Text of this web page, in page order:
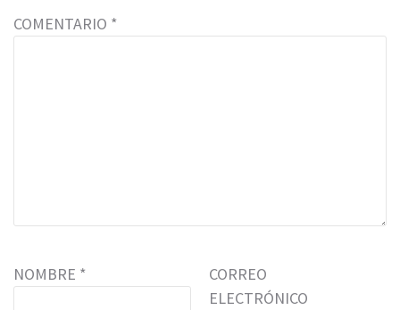
COMENTARIO *
NOMBRE *
CORREO
ELECTRÓNICO